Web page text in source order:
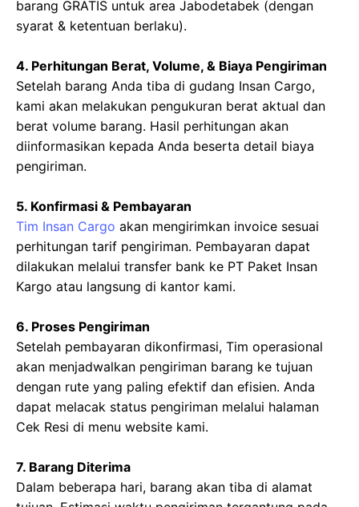
barang GRATIS untuk area Jabodetabek (dengan
syarat & ketentuan berlaku).
4. Perhitungan Berat, Volume, & Biaya Pengiriman
Setelah barang Anda tiba di gudang Insan Cargo,
kami akan melakukan pengukuran berat aktual dan
berat volume barang. Hasil perhitungan akan
diinformasikan kepada Anda beserta detail biaya
pengiriman.
5. Konfirmasi & Pembayaran
Tim Insan Cargo akan mengirimkan invoice sesuai
perhitungan tarif pengiriman. Pembayaran dapat
dilakukan melalui transfer bank ke PT Paket Insan
Kargo atau langsung di kantor kami.
6. Proses Pengiriman
Setelah pembayaran dikonfirmasi, Tim operasional
akan menjadwalkan pengiriman barang ke tujuan
dengan rute yang paling efektif dan efisien. Anda
dapat melacak status pengiriman melalui halaman
Cek Resi di menu website kami.
7. Barang Diterima
Dalam beberapa hari, barang akan tiba di alamat